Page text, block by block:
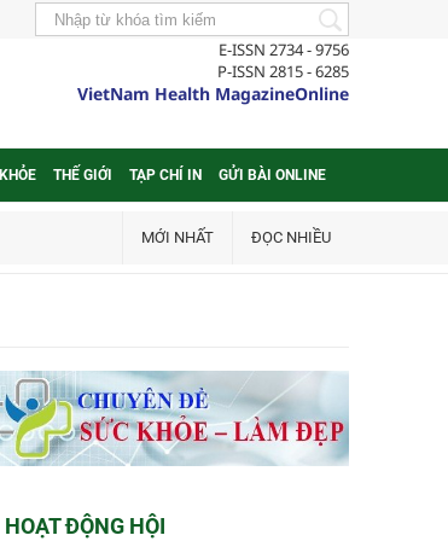
E-ISSN 2734 - 9756
P-ISSN 2815 - 6285
VietNam Health MagazineOnline
THẾ GIỚI TẠP CHÍ IN GỬI BÀI ONLINE
MỚI NHẤT ĐỌC NHIỀU
HOẠT ĐỘNG HỘI